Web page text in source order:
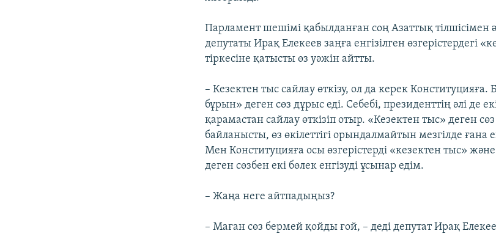
Парламент шешімі қабылданған соң Азаттық тілшісімен
депутаты Ирақ Елекеев заңға енгізілген өзгерістердегі
тіркесіне қатысты өз уәжін айтты.
– Кезектен тыс сайлау өткізу, ол да керек Конституцияға.
бұрын» деген сөз дұрыс еді. Себебі, президенттің әлі де
қарамастан сайлау өткізіп отыр. «Кезектен тыс» деген
байланысты, өз өкілеттігі орындалмайтын мезгілде ғана
Мен Конституцияға осы өзгерістерді «кезектен тыс»
деген сөзбен екі бөлек енгізуді ұсынар едім.
– Жаңа неге айтпадыңыз?
– Маған сөз бермей қойды ғой, – деді депутат Ирақ